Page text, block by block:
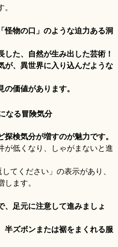
怪物の口」のような迫力ある洞
た、自然が生み出した芸術！
が、異世界に入り込んだような
価値があります。
なる冒険気分
検気分が増すのが魅力です。
が低くなり、しゃがまないと進
てください」の表示があり、
ます。
、足元に注意して進みましょ
半ズボンまたは裾をまくれる服